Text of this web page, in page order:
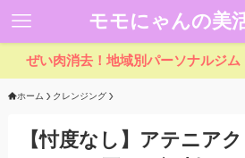
モモにゃんの美
ぜい肉消去！地域別パーソナルジム
ホーム クレンジング
【忖度なし】アテニア